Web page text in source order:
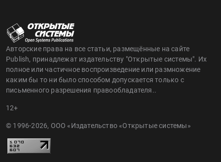
Авторские права на все статьи, размещённые на сайте
Publish, принадлежат издательству "Открытые системы". Их
полное или частичное воспроизведение или размножение
каким бы то ни было способом допускается только с
письменного разрешения правообладателя..
12+
© 1996-2026, ООО «Издательство «Открытые системы»